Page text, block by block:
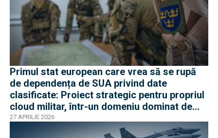
Primul stat european care vrea să se rupă
de dependența de SUA privind date
clasificate: Proiect strategic pentru propriul
cloud militar, într-un domeniu dominat de
americani
27 APRILIE 2026